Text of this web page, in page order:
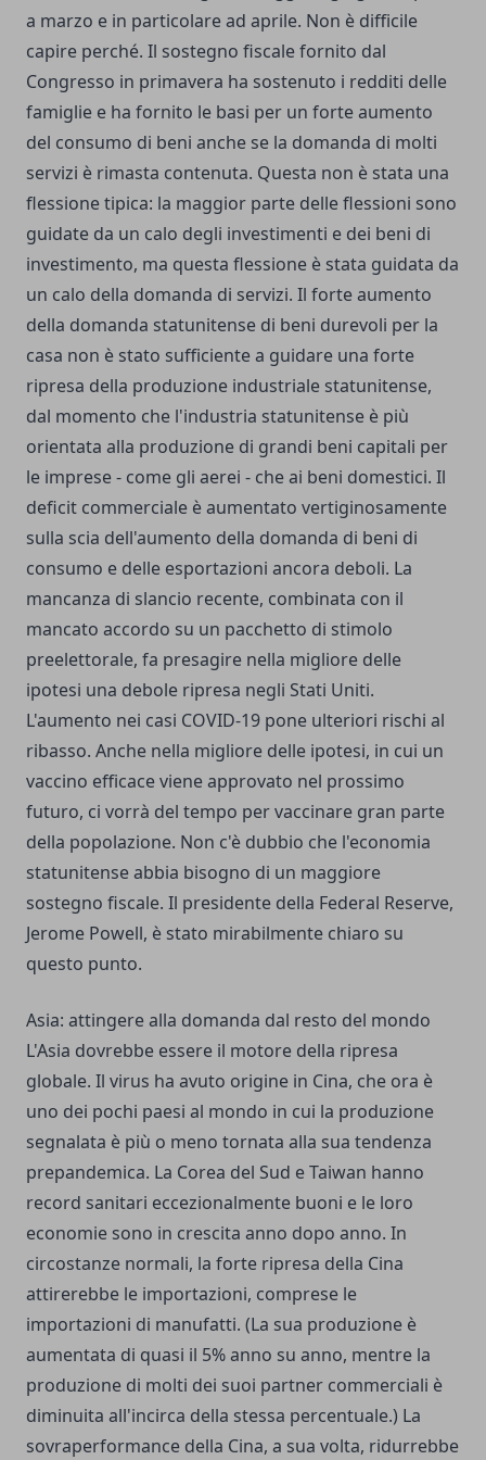
a marzo e in particolare ad aprile. Non è difficile
capire perché. Il sostegno fiscale fornito dal
Congresso in primavera ha sostenuto i redditi delle
famiglie e ha fornito le basi per un forte aumento
del consumo di beni anche se la domanda di molti
servizi è rimasta contenuta. Questa non è stata una
flessione tipica: la maggior parte delle flessioni sono
guidate da un calo degli investimenti e dei beni di
investimento, ma questa flessione è stata guidata da
un calo della domanda di servizi. Il forte aumento
della domanda statunitense di beni durevoli per la
casa non è stato sufficiente a guidare una forte
ripresa della produzione industriale statunitense,
dal momento che l'industria statunitense è più
orientata alla produzione di grandi beni capitali per
le imprese - come gli aerei - che ai beni domestici. Il
deficit commerciale è aumentato vertiginosamente
sulla scia dell'aumento della domanda di beni di
consumo e delle esportazioni ancora deboli. La
mancanza di slancio recente, combinata con il
mancato accordo su un pacchetto di stimolo
preelettorale, fa presagire nella migliore delle
ipotesi una debole ripresa negli Stati Uniti.
L'aumento nei casi COVID-19 pone ulteriori rischi al
ribasso. Anche nella migliore delle ipotesi, in cui un
vaccino efficace viene approvato nel prossimo
futuro, ci vorrà del tempo per vaccinare gran parte
della popolazione. Non c'è dubbio che l'economia
statunitense abbia bisogno di un maggiore
sostegno fiscale. Il presidente della Federal Reserve,
Jerome Powell, è stato mirabilmente chiaro su
questo punto.
Asia: attingere alla domanda dal resto del mondo
L'Asia dovrebbe essere il motore della ripresa
globale. Il virus ha avuto origine in Cina, che ora è
uno dei pochi paesi al mondo in cui la produzione
segnalata è più o meno tornata alla sua tendenza
prepandemica. La Corea del Sud e Taiwan hanno
record sanitari eccezionalmente buoni e le loro
economie sono in crescita anno dopo anno. In
circostanze normali, la forte ripresa della Cina
attirerebbe le importazioni, comprese le
importazioni di manufatti. (La sua produzione è
aumentata di quasi il 5% anno su anno, mentre la
produzione di molti dei suoi partner commerciali è
diminuita all'incirca della stessa percentuale.) La
sovraperformance della Cina, a sua volta, ridurrebbe